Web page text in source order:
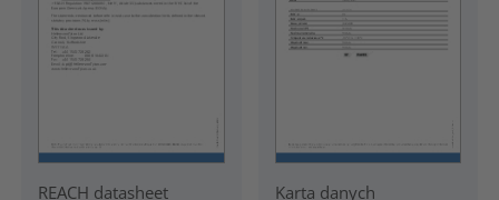
REACH datasheet
Karta danych